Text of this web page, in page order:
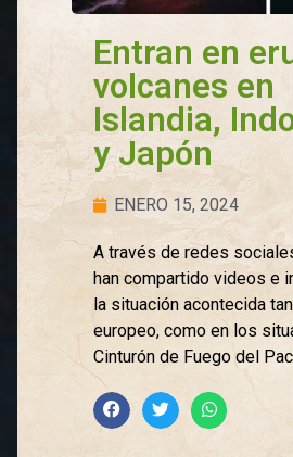
Entran en
volcanes en
Islandia,
y Japón
ENERO 15, 2024
A través de redes
han compartido videos e
la situación acontecida
europeo, como en los
Cinturón de Fuego del